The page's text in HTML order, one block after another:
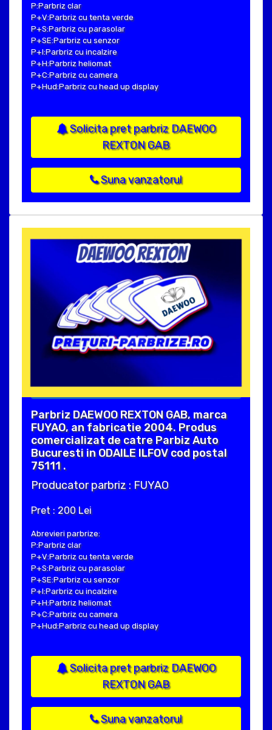
P:Parbriz clar
P+V:Parbriz cu tenta verde
P+S:Parbriz cu parasolar
P+SE:Parbriz cu senzor
P+I:Parbriz cu incalzire
P+H:Parbriz heliomat
P+C:Parbriz cu camera
P+Hud:Parbriz cu head up display
Solicita pret parbriz DAEWOO
REXTON GAB
Suna vanzatorul
Parbriz DAEWOO REXTON GAB, marca
FUYAO, an fabricatie 2004. Produs
comercializat de catre Parbiz Auto
Bucuresti in ODAILE ILFOV cod postal
75111 .
Producator parbriz : FUYAO
Pret : 200 Lei
Abrevieri parbrize:
P:Parbriz clar
P+V:Parbriz cu tenta verde
P+S:Parbriz cu parasolar
P+SE:Parbriz cu senzor
P+I:Parbriz cu incalzire
P+H:Parbriz heliomat
P+C:Parbriz cu camera
P+Hud:Parbriz cu head up display
Solicita pret parbriz DAEWOO
REXTON GAB
Suna vanzatorul